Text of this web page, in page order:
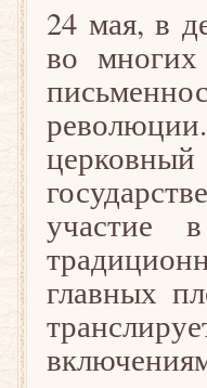
24 мая, в
во многих
церковный
участие
главных